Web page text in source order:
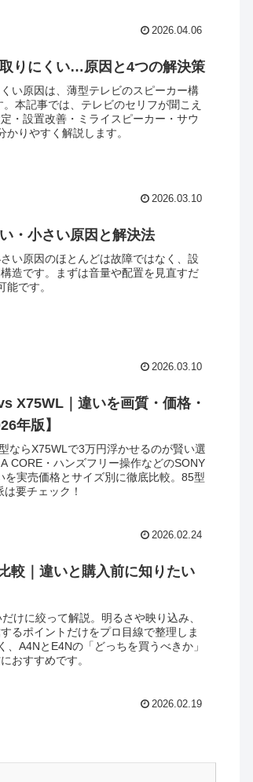
2026.04.06
りにくい…原因と4つの解決策
い原因は、薄型テレビのスピーカー構
本記事では、テレビのセリフが聞こえ
・設置改善・ミライスピーカー・サウ
りやすく解説します。
2026.03.10
・小さい原因と解決法
い原因のほとんどは故障ではなく、設
造です。まずは音量や配置を見直すだ
です。
2026.03.10
X75WL｜違いを画質・価格・
年版】
ならX75WLで3万円浮かせるのが賢い選
CORE・ハンズフリー操作などのSONY
を実売価格とサイズ別に徹底比較。85型
要チェック！
2026.02.24
較｜違いと購入前に知りたい
けに絞って解説。明るさや映り込み、
るポイントだけをプロ目線で整理しま
、A4NとE4Nの「どっちを買うべきか」
おすすめです。
2026.02.19